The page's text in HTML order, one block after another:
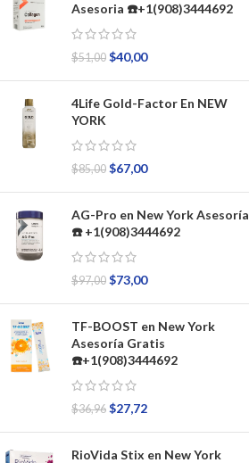
Asesoria ☎️+1(908)3444692
$51,00 $40,00
4Life Gold-Factor En NEW
YORK
$85,00 $67,00
AG-Pro en New York Asesoría
☎️ +1(908)3444692
$97,00 $73,00
TF-BOOST en New York
Asesoría Gratis
☎️+1(908)3444692
$36,96 $27,72
RioVida Stix en New York